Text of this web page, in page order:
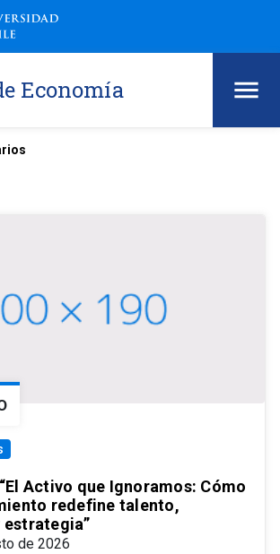
Economía
Activo que Ignoramos: Cómo
redefine talento,
estrategia”
de 2026